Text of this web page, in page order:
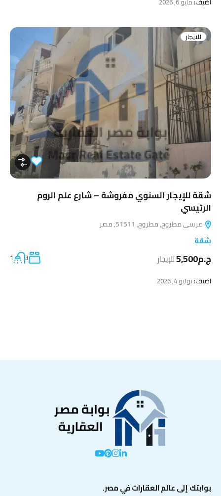
للايجار
شقة للإيجار السنوي مفروشة – شارع علم الروم
الرئيسي
مرسى مطروح, مطروح, 51511, مصر
شقة
ج.م5,500 للإيجار 3
1
اضيف:يوليو 4, 2026
بوابتك إلى عالم العقارات في مصر.